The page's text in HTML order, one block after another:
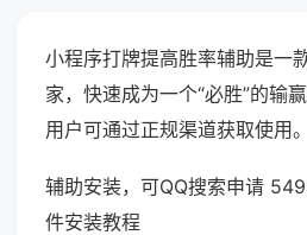
小程序打牌提高胜率辅助是一
家，快速成为一个“必胜”的输
用户可通过正规渠道获取使用。
辅助安装，可QQ搜索申请
件安装教程